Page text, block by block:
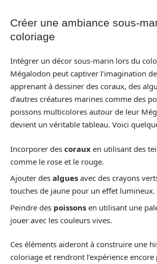
Créer une ambiance sous-
coloriage
Intégrer un décor sous-marin lors du
Mégalodon peut captiver l’imagination
apprenant à dessiner des coraux, des
d’autres créatures marines comme des
poissons multicolores autour de leur
devient un véritable tableau. Voici
Incorporer des coraux en utilisant des
comme le rose et le rouge.
Ajouter des algues avec des crayons
touches de jaune pour un effet lumineux.
Peindre des poissons en utilisant une
jouer avec les couleurs vives.
Ces éléments aideront à construire une
coloriage et rendront l’expérience